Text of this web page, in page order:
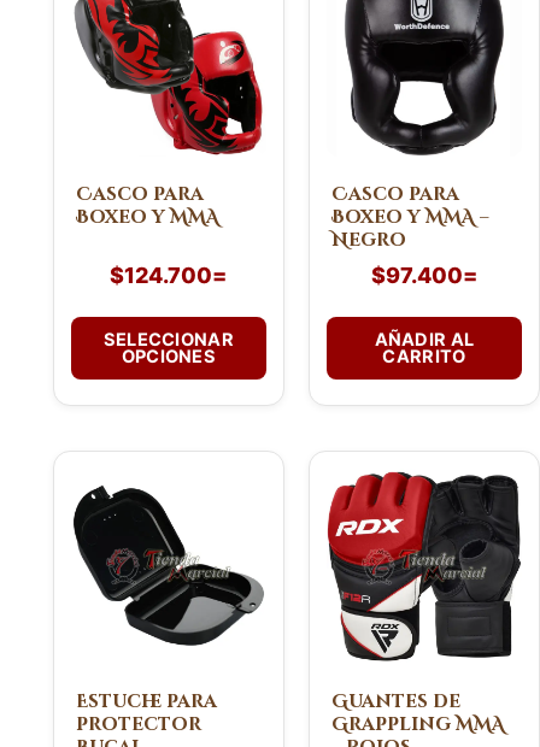
Casco para
Boxeo y MMA
$124.700=
SELECCIONAR
OPCIONES
tiene
múltiples
variantes.
pueden
elegir
producto
Casco para
Boxeo y MMA –
Negro
$97.400=
AÑADIR AL
CARRITO
Estuche para
protector
Guantes de
Grappling MMA
producto
tiene
múltiples
variantes.
Las
opciones
pueden
elegir